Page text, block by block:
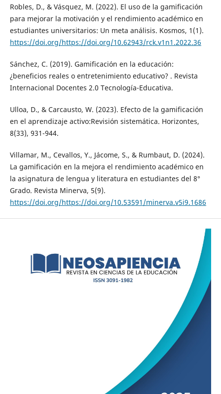
Robles, D., & Vásquez, M. (2022). El uso de la gamificación
para mejorar la motivación y el rendimiento académico en
estudiantes universitarios: Un meta análisis. Kosmos, 1(1).
https://doi.org/https://doi.org/10.62943/rck.v1n1.2022.36
Sánchez, C. (2019). Gamificación en la educación:
¿beneficios reales o entretenimiento educativo? . Revista
Internacional Docentes 2.0 Tecnología-Educativa.
Ulloa, D., & Carcausto, W. (2023). Efecto de la gamificación
en el aprendizaje activo:Revisión sistemática. Horizontes,
8(33), 931-944.
Villamar, M., Cevallos, Y., Jácome, S., & Rumbaut, D. (2024).
La gamificación en la mejora el rendimiento académico en
la asignatura de lengua y literatura en estudiantes del 8°
Grado. Revista Minerva, 5(9).
https://doi.org/https://doi.org/10.53591/minerva.v5i9.1686